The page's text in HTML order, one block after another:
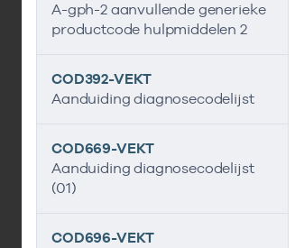
A-gph-2 aanvullende generieke
productcode hulpmiddelen 2
COD392-VEKT
Aanduiding diagnosecodelijst
COD669-VEKT
Aanduiding diagnosecodelijst
(01)
COD696-VEKT